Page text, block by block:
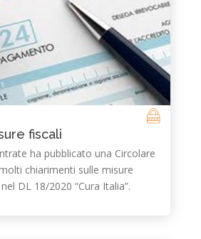
fiscali
ha pubblicato una Circolare
chiarimenti sulle misure
DL 18/2020 “Cura Italia”.